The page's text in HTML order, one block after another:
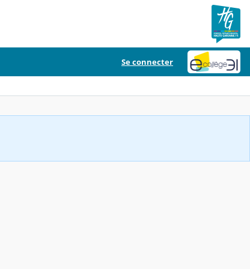
Se connecter